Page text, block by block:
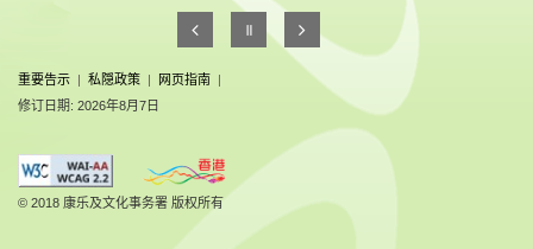
重要告示 | 私隠政策 | 网页指南 |
修订日期: 2026年8月7日
© 2018 康乐及文化事务署 版权所有